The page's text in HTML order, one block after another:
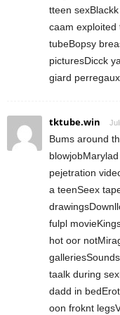
tteen sexBlackk
caam exploited
tubeBopsy
picturesDicck
giard
tktube.win
Bums around
pejetration
a teenSeex
fulpl
hot oor
taalk during
dadd in
oon froknt